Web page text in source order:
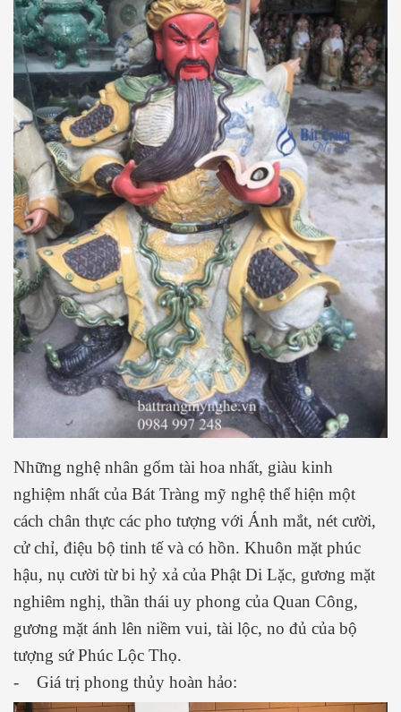
Những nghệ nhân gốm tài hoa nhất, giàu kinh
nghiệm nhất của Bát Tràng mỹ nghệ thể hiện một
cách chân thực các pho tượng với Ánh mắt, nét cười,
cử chỉ, điệu bộ tinh tế và có hồn. Khuôn mặt phúc
hậu, nụ cười từ bi hỷ xả của Phật Di Lặc, gương mặt
nghiêm nghị, thần thái uy phong của Quan Công,
gương mặt ánh lên niềm vui, tài lộc, no đủ của bộ
tượng sứ Phúc Lộc Thọ.
- Giá trị phong thủy hoàn hảo: